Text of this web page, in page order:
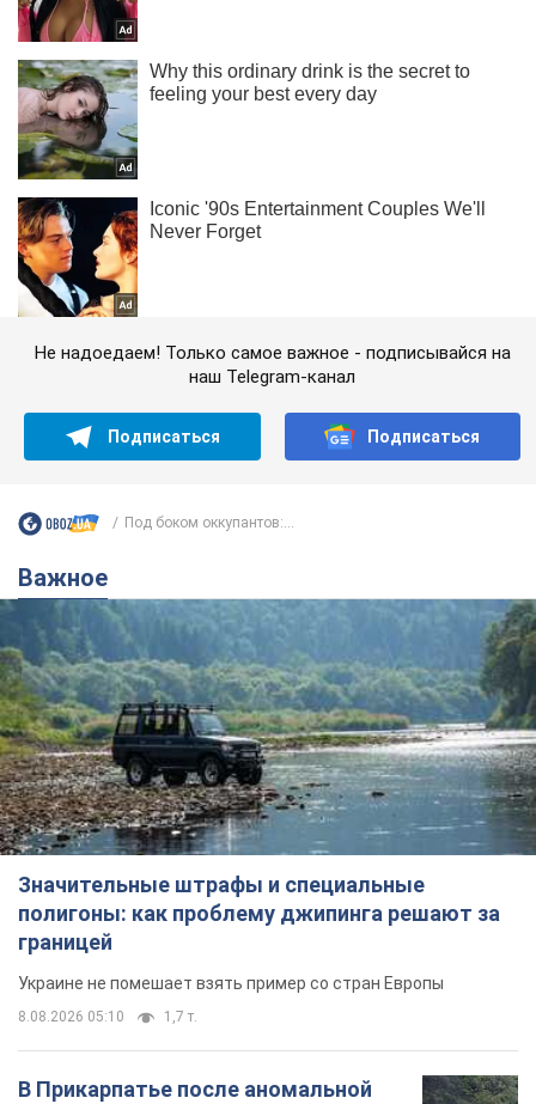
Не надоедаем! Только самое важное - подписывайся на
наш Telegram-канал
Подписаться Подписаться
Под боком оккупантов:...
Важное
Значительные штрафы и специальные
полигоны: как проблему джипинга решают за
границей
Украине не помешает взять пример со стран Европы
8.08.2026 05:10 1,7 т.
В Прикарпатье после аномальной